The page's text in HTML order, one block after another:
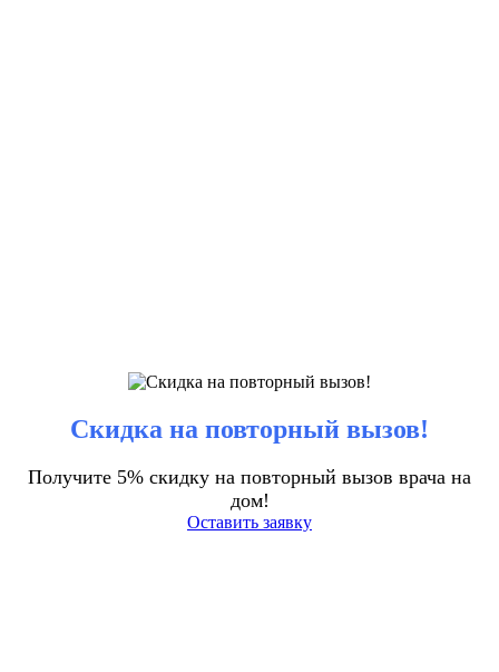
Скидка на повторный вызов!
Получите 5% скидку на повторный вызов врача на
дом!
Оставить заявку